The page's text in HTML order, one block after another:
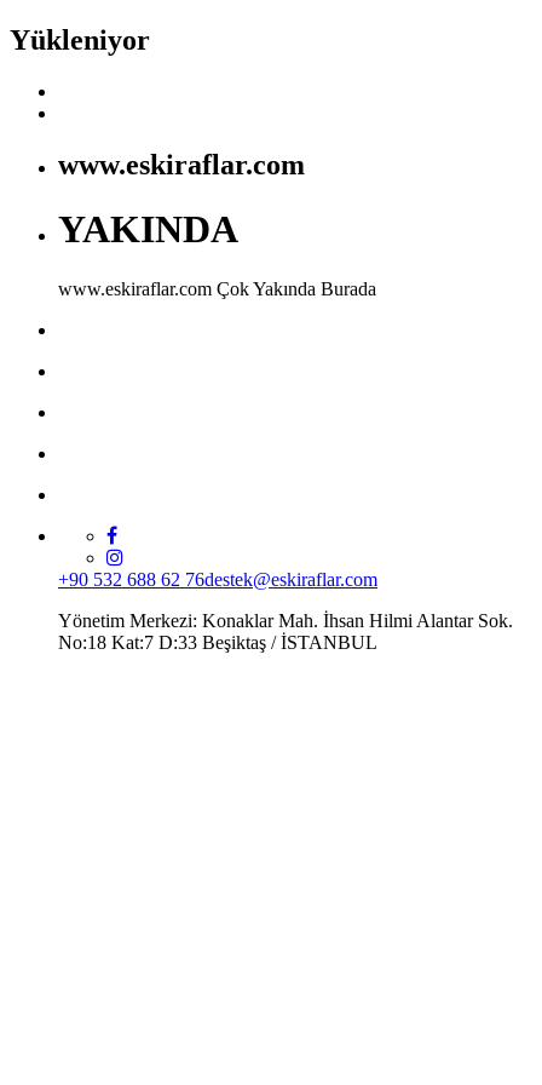
Yükleniyor
www.eskiraflar.com
YAKINDA
www.eskiraflar.com Çok Yakında Burada
+90 532 688 62 76destek@eskiraflar.com
Yönetim Merkezi: Konaklar Mah. İhsan Hilmi Alantar Sok.
No:18 Kat:7 D:33 Beşiktaş / İSTANBUL